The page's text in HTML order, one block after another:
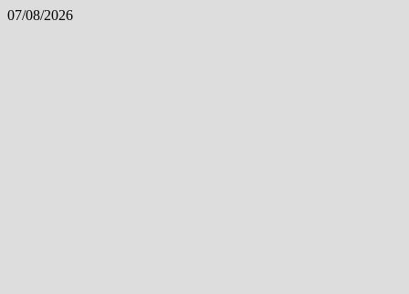
Skip
07/08/2026